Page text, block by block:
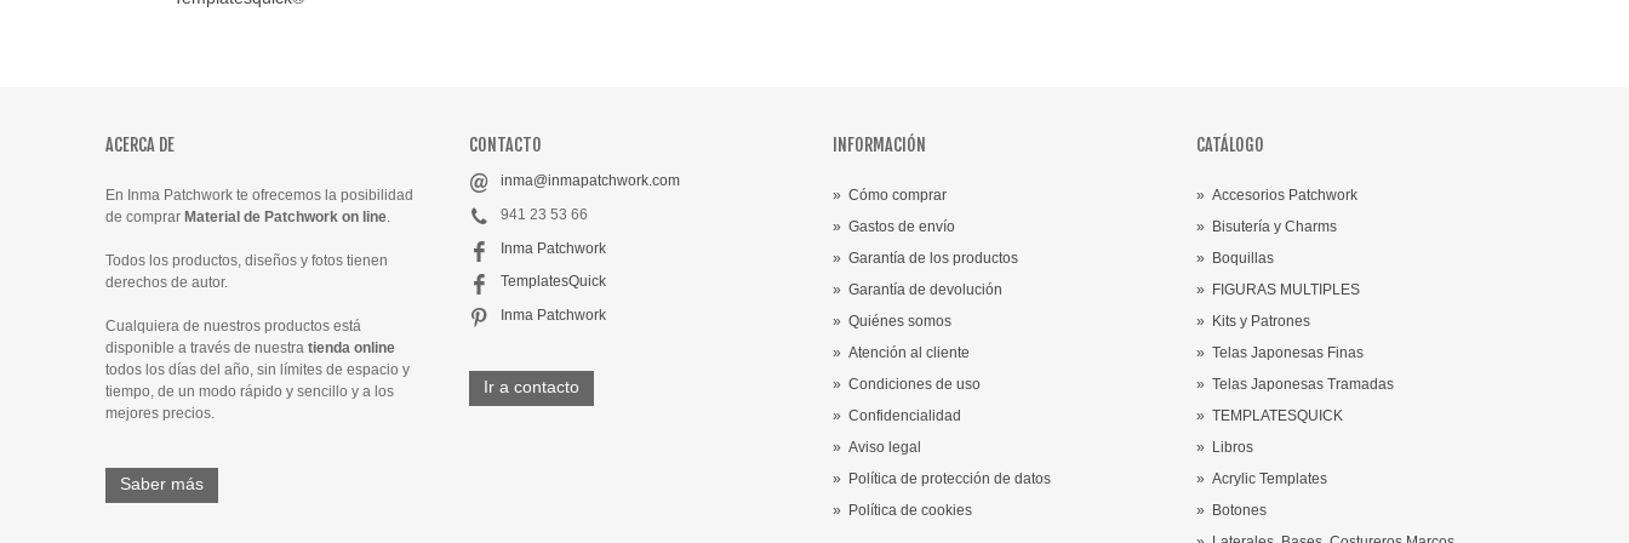
ACERCA DE
En Inma Patchwork te ofrecemos la posibilidad
de comprar Material de Patchwork on line.
Todos los productos, diseños y fotos tienen
derechos de autor.
Cualquiera de nuestros productos está
disponible a través de nuestra tienda online
todos los días del año, sin límites de espacio y
tiempo, de un modo rápido y sencillo y a los
mejores precios.
Saber más
CONTACTO
inma@inmapatchwork.com
941 23 53 66
Inma Patchwork
TemplatesQuick
Inma Patchwork
Ir a contacto
INFORMACIÓN
» Cómo comprar
» Gastos de envío
» Garantía de los productos
» Garantía de devolución
» Quiénes somos
» Atención al cliente
» Condiciones de uso
» Confidencialidad
» Aviso legal
»
Política de protección de datos
»
Política de cookies
CATÁLOGO
» Accesorios Patchwork
»
Bisutería y Charms
»
Boquillas
»
FIGURAS MULTIPLES
»
Kits y Patrones
» Telas Japonesas Finas
» Telas Japonesas Tramadas
» TEMPLATESQUICK
»
Libros
» Acrylic Templates
»
Botones